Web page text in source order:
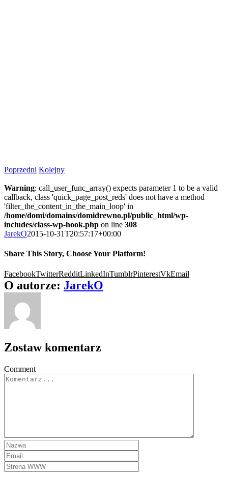
Poprzedni Kolejny
Warning: call_user_func_array() expects parameter 1 to be a valid
callback, class 'quick_page_post_reds' does not have a method
'filter_the_content_in_the_main_loop' in
/home/domi/domains/domidrewno.pl/public_html/wp-
includes/class-wp-hook.php on line 308
JarekO2015-10-31T20:57:17+00:00
Share This Story, Choose Your Platform!
FacebookTwitterRedditLinkedInTumblrPinterestVkEmail
O autorze: JarekO
Zostaw komentarz
Comment